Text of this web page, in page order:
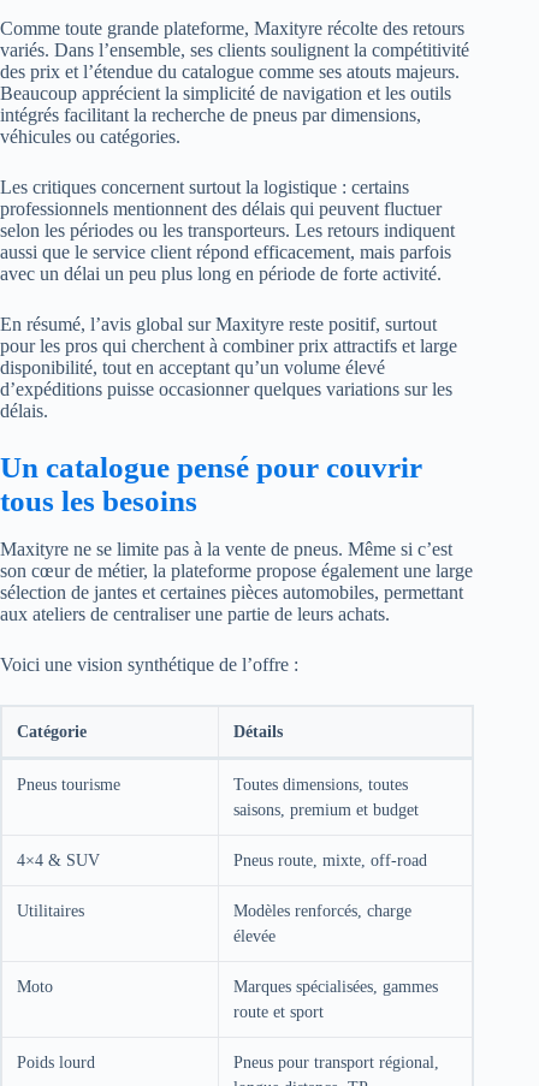
Comme toute grande plateforme, Maxityre récolte des retours
variés. Dans l’ensemble, ses clients soulignent la compétitivité
des prix et l’étendue du catalogue comme ses atouts majeurs.
Beaucoup apprécient la simplicité de navigation et les outils
intégrés facilitant la recherche de pneus par dimensions,
véhicules ou catégories.
Les critiques concernent surtout la logistique : certains
professionnels mentionnent des délais qui peuvent fluctuer
selon les périodes ou les transporteurs. Les retours indiquent
aussi que le service client répond efficacement, mais parfois
avec un délai un peu plus long en période de forte activité.
En résumé, l’avis global sur Maxityre reste positif, surtout
pour les pros qui cherchent à combiner prix attractifs et large
disponibilité, tout en acceptant qu’un volume élevé
d’expéditions puisse occasionner quelques variations sur les
délais.
Un catalogue pensé pour couvrir
tous les besoins
Maxityre ne se limite pas à la vente de pneus. Même si c’est
son cœur de métier, la plateforme propose également une large
sélection de jantes et certaines pièces automobiles, permettant
aux ateliers de centraliser une partie de leurs achats.
Voici une vision synthétique de l’offre :
Catégorie Détails
Pneus tourisme
Toutes dimensions, toutes
saisons, premium et budget
4×4 & SUV Pneus route, mixte, off-road
Utilitaires
Modèles renforcés, charge
élevée
Moto
Marques spécialisées, gammes
route et sport
Poids lourd
Pneus pour transport régional,